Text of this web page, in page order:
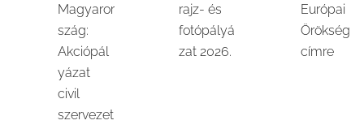
Magyaror
szág:
Akciópál
yázat
civil
szervezet
rajz- és
fotópályá
zat 2026.
Európai
Örökség
címre